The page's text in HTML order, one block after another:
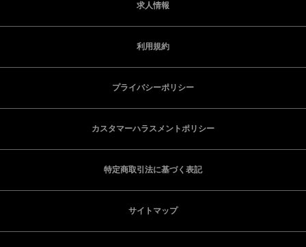
求人情報
利用規約
プライバシーポリシー
カスタマーハラスメントポリシー
特定商取引法に基づく表記
サイトマップ